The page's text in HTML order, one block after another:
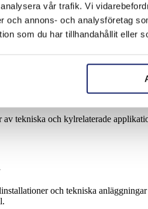
vår trafik. Vi
och annons- och analysföretag
som du har tillhandahållit eller
fastighetsteknik, industriella
över tid.
nära verksamheter där kyl-
och effektivt krävs produkter
teknisk service
tekniska och kylrelaterade
och tekniska